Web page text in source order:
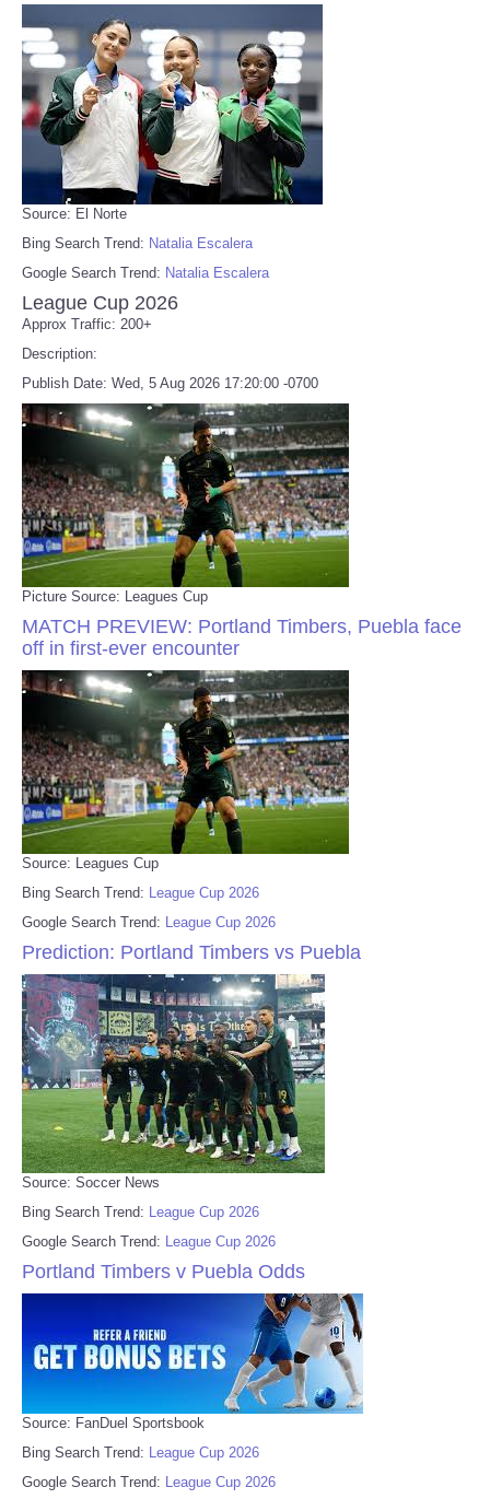
Source: El Norte
Bing Search Trend: Natalia Escalera
Google Search Trend: Natalia Escalera
League Cup 2026
Approx Traffic: 200+
Description:
Publish Date: Wed, 5 Aug 2026 17:20:00 -0700
Picture Source: Leagues Cup
MATCH PREVIEW: Portland Timbers, Puebla face
off in first-ever encounter
Source: Leagues Cup
Bing Search Trend: League Cup 2026
Google Search Trend: League Cup 2026
Prediction: Portland Timbers vs Puebla
Source: Soccer News
Bing Search Trend: League Cup 2026
Google Search Trend: League Cup 2026
Portland Timbers v Puebla Odds
Source: FanDuel Sportsbook
Bing Search Trend: League Cup 2026
Google Search Trend: League Cup 2026